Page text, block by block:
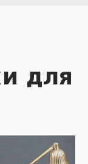
для